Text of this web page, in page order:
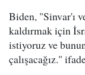
Biden, "Sinvar'ı
kaldırmak için
istiyoruz ve
çalışacağız."